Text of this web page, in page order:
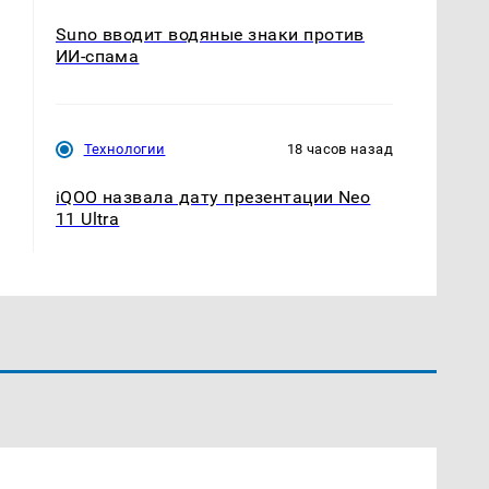
Suno вводит водяные знаки против
ИИ-спама
Технологии 18 часов назад
iQOO назвала дату презентации Neo
11 Ultra